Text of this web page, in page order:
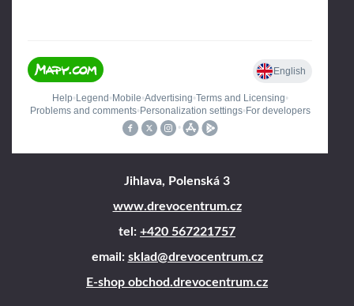
Jihlava, Polenská 3
www.drevocentrum.cz
tel: +420 567221757
email: sklad@drevocentrum.cz
E-shop obchod.drevocentrum.cz